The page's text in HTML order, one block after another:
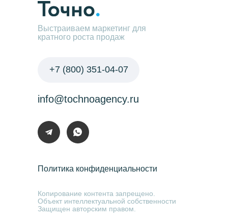
Политика конфиденциальности
info@tochnoagency.ru
+7 (800) 351-04-07
Копирование контента запрещено.
Объект интеллектуальной собственности
Защищен авторским правом.
Выстраиваем маркетинг для
кратного роста продаж